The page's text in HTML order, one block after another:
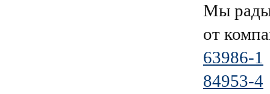
Мы рады
от
63986-1
84953-4